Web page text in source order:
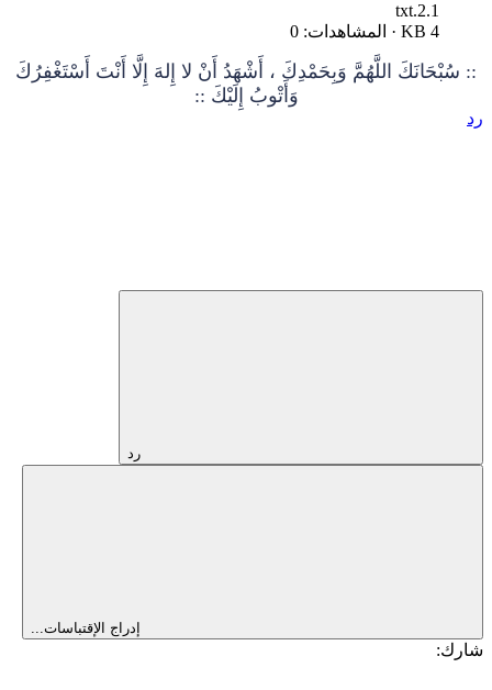
2.1.txt
4 KB · المشاهدات: 0
:: سُبْحَانَكَ اللَّهُمَّ وَبِحَمْدِكَ ، أَشْهَدُ أَنْ لا إِلهَ إِلَّا أَنْتَ أَسْتَغْفِرُكَ
وَأَتْوبُ إِلَيْكَ ::
رد
شارك: